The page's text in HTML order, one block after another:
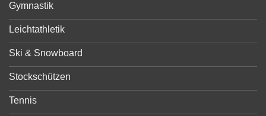
Gymnastik
Leichtathletik
Ski & Snowboard
Stockschützen
Tennis